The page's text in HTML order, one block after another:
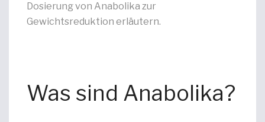
Dosierung von Anabolika zur
Gewichtsreduktion erläutern.
Was sind Anabolika?